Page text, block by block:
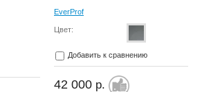
EverProf
Цвет:
Добавить к сравнению
42 000 р.